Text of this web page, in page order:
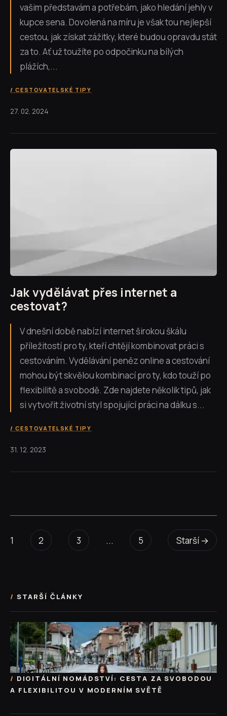
vašim představám a potřebám, jako hledání jehly v
kupce sena. Dovolená na míru je však tou nejlepší
cestou, jak získat zážitky, které budou opravdu stát
za to. Ať už toužíte po odpočinku na bílých
plážích,...
CESTOVATELSKÉ TIPY
27. 02. 2024
Jak vydělávat přes internet a
cestovat?
V dnešní době nabízí internet širokou škálu
příležitostí pro ty, kteří chtějí kombinovat práci s
cestováním. Vydělávání peněz online a cestování
mohou být skvělou kombinací pro ty, kdo touží po
flexibilitě a svobodě. Zde najdete několik tipů, jak
si vytvořit životní styl spojující práci na dálku s...
CESTOVATELSKÉ TIPY
31. 12. 2023
1 2 3 ... 5 Starší →
STARŠÍ ČLÁNKY
DIGITÁLNÍ NOMÁDSTVÍ: CESTA ZA SVOBODOU
A FLEXIBILITOU V MODERNÍM SVĚTĚ